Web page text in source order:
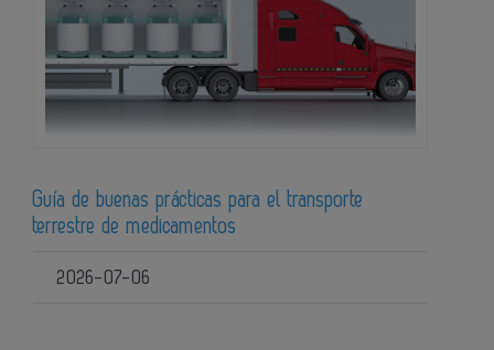
Guía de buenas prácticas para el transporte
terrestre de medicamentos
2026-07-06